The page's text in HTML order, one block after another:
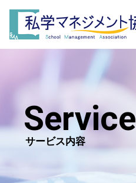
Service
サービス内容